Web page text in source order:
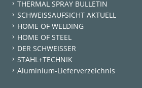
THERMAL SPRAY BULLETIN
SCHWEISSAUFSICHT AKTUELL
HOME OF WELDING
HOME OF STEEL
DER SCHWEISSER
STAHL+TECHNIK
Aluminium-Lieferverzeichnis